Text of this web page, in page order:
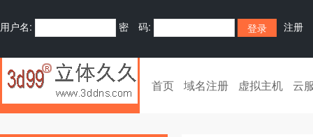
用户名: 密 码: 注册
首页 域名注册 虚拟主机 云